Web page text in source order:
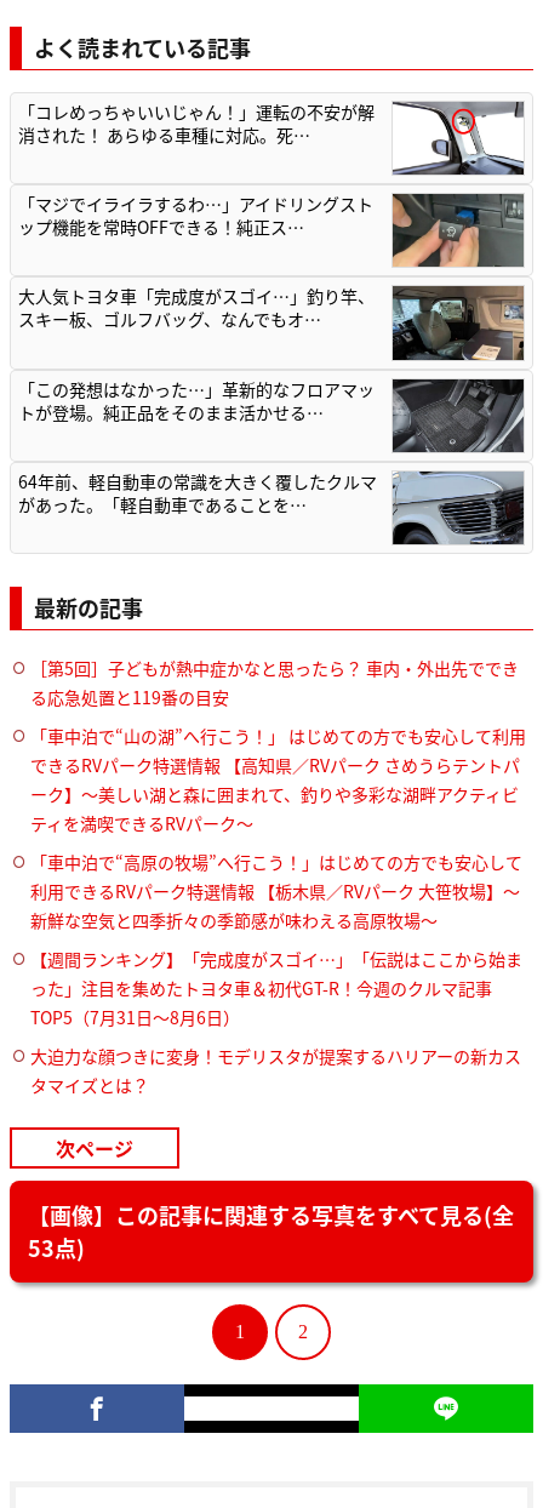
よく読まれている記事
「コレめっちゃいいじゃん！」運転の不安が解
消された！ あらゆる車種に対応。死…
「マジでイライラするわ…」アイドリングスト
ップ機能を常時OFFできる！純正ス…
大人気トヨタ車「完成度がスゴイ…」釣り竿、
スキー板、ゴルフバッグ、なんでもオ…
「この発想はなかった…」革新的なフロアマッ
トが登場。純正品をそのまま活かせる…
64年前、軽自動車の常識を大きく覆したクルマ
があった。「軽自動車であることを…
最新の記事
［第5回］子どもが熱中症かなと思ったら？ 車内・外出先ででき
る応急処置と119番の目安
「車中泊で“山の湖”へ行こう！」 はじめての方でも安心して利用
できるRVパーク特選情報 【高知県／RVパーク さめうらテントパ
ーク】～美しい湖と森に囲まれて、釣りや多彩な湖畔アクティビ
ティを満喫できるRVパーク～
「車中泊で“高原の牧場”へ行こう！」はじめての方でも安心して
利用できるRVパーク特選情報 【栃木県／RVパーク 大笹牧場】～
新鮮な空気と四季折々の季節感が味わえる高原牧場～
【週間ランキング】「完成度がスゴイ…」「伝説はここから始ま
った」注目を集めたトヨタ車＆初代GT-R！今週のクルマ記事
TOP5（7月31日〜8月6日）
大迫力な顔つきに変身！モデリスタが提案するハリアーの新カス
タマイズとは？
次ページ
【画像】この記事に関連する写真をすべて見る(全
53点)
1 2